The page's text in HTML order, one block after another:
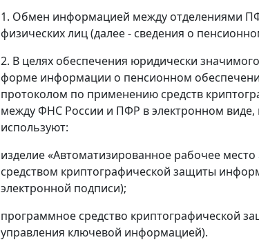
1. Обмен информацией между отделениями
физических лиц (далее - сведения о
2. В целях обеспечения юридически
форме информации о пенсионном
протоколом по применению средств
между ФНС России и ПФР в электронном
используют:
изделие «Автоматизированное рабочее
средством криптографической защиты
электронной подписи);
программное средство криптографической
управления ключевой информацией).